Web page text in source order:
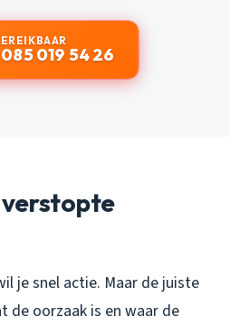
085 019 54 26
verstopte
je snel actie. Maar de juiste
de oorzaak is en waar de